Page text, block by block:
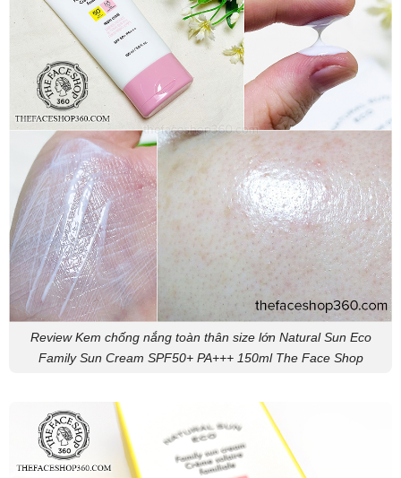
Review Kem chống nắng toàn thân size lớn Natural Sun Eco
Family Sun Cream SPF50+ PA+++ 150ml The Face Shop